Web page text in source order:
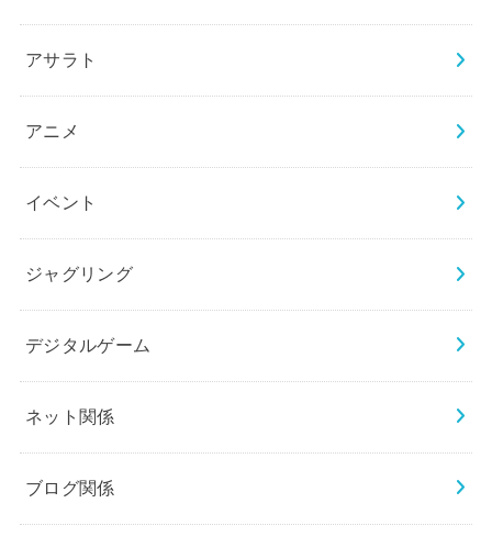
アサラト
アニメ
イベント
ジャグリング
デジタルゲーム
ネット関係
ブログ関係